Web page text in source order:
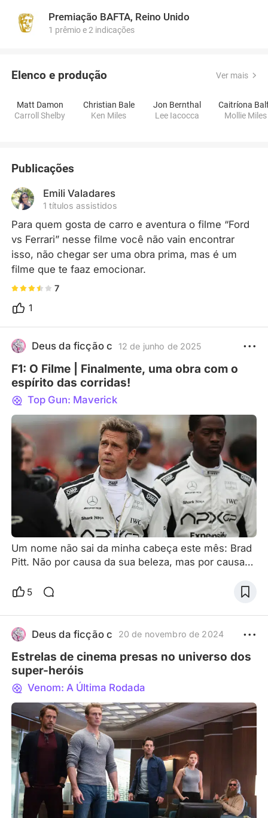
Premiação BAFTA, Reino Unido
1 prêmio e 2 indicações
Elenco e produção Ver mais
Matt Damon
Carroll Shelby
Christian Bale
Ken Miles
Jon Bernthal
Lee Iacocca
Caitríona
Mollie Miles
Publicações
Emili Valadares
1 títulos assistidos
Para quem gosta de carro e aventura o filme “Ford
vs Ferrari” nesse filme você não vain encontrar
isso, não chegar ser uma obra prima, mas é um
filme que te faaz emocionar.
7
1
Deus da ficção c 12 de junho de 2025
F1: O Filme | Finalmente, uma obra com o
espírito das corridas!
Top Gun: Maverick
Um nome não sai da minha cabeça este mês: Brad
Pitt. Não por causa da sua beleza, mas por causa
cujo trailer mais recente me fez sentir como se
mas daquela animação há muito tempo perdida.
Dirigido por Joseph Kosinski , de Top Gun:
Maverick, e apoiado pela própria F1, o filme recria
autenticamente a tens
5
Deus da ficção c 20 de novembro de 2024
Estrelas de cinema presas no universo dos
super-heróis
Venom: A Última Rodada